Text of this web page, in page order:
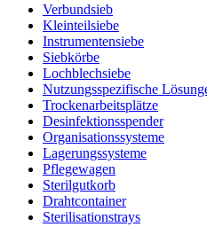
Verbundsieb
Kleinteilsiebe
Instrumentensiebe
Siebkörbe
Lochblechsiebe
Nutzungsspezifische
Trockenarbeitsplätze
Desinfektionsspender
Organisationssysteme
Lagerungssysteme
Pflegewagen
Sterilgutkorb
Drahtcontainer
Sterilisationstrays